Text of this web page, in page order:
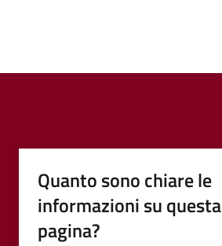
Quanto sono chiare le
informazioni su questa
pagina?